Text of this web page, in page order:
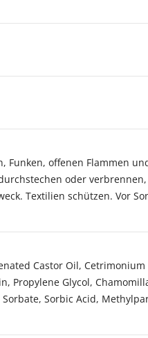
Funken, offenen Flammen
oder
Textilien schützen. Vor
Castor Oil,
Propylene Glycol,
Sorbic Acid,